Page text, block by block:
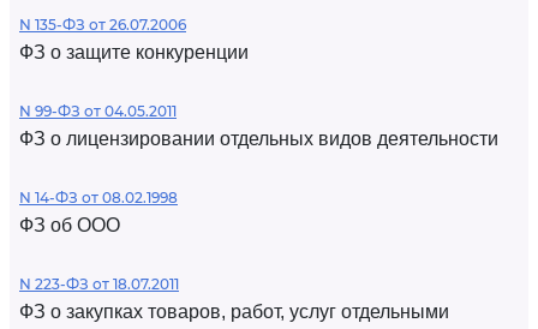
N 135-ФЗ от 26.07.2006
ФЗ о защите конкуренции
N 99-ФЗ от 04.05.2011
ФЗ о лицензировании отдельных видов деятельности
N 14-ФЗ от 08.02.1998
ФЗ об ООО
N 223-ФЗ от 18.07.2011
ФЗ о закупках товаров, работ, услуг отдельными